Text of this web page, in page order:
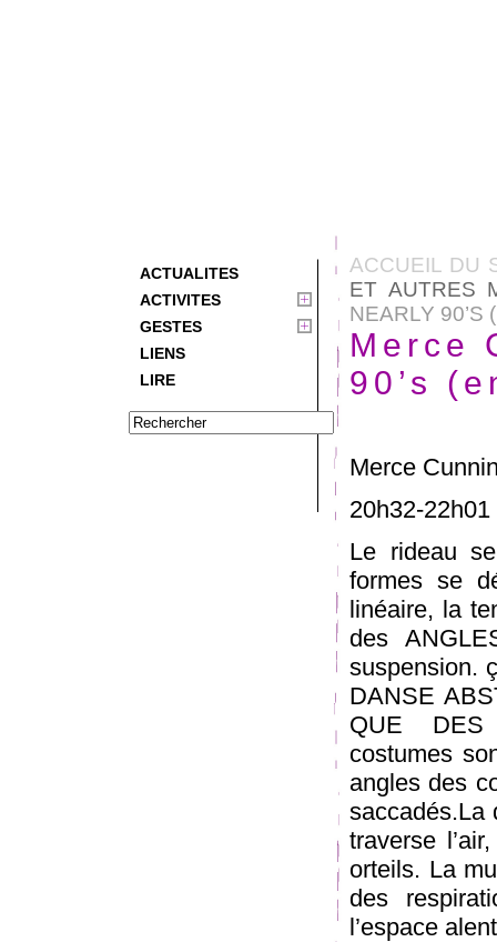
ACTUALITES
ACTIVITES
GESTES
LIENS
LIRE
ACCUEIL DU
ET AUTRES
NEARLY 90’S
Merce
90’s
Merce
20h32-
Le rideau
formes se
linéaire, la
des
suspension.
DANSE
QUE DES
costumes
angles des
saccadés.La
traverse
orteils. La
des
l’espace